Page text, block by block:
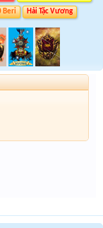
Beri Hải Tặc Vương